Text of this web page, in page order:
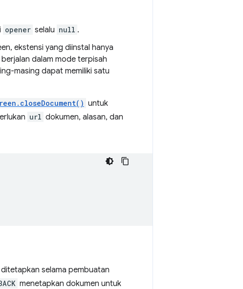
opener selalu null .
ekstensi yang diinstal hanya
dalam mode terpisah
masing dapat memiliki satu
untuk
url dokumen, alasan, dan
ditetapkan selama pembuatan
menetapkan dokumen untuk